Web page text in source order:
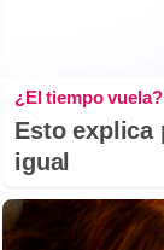
¿El tiempo vuela?
Esto explica
igual